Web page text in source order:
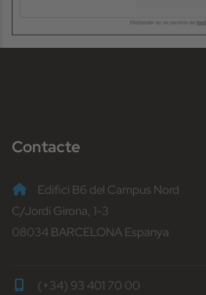
Contacte
Edifici B6 del Campus Nord
C/Jordi Girona, 1-3
08034 BARCELONA Espanya
(+34) 93 401 70 00